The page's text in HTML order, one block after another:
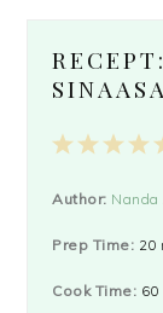
4
3
2
1
Author: Nanda
Prep Time: 20
Cook Time: 60